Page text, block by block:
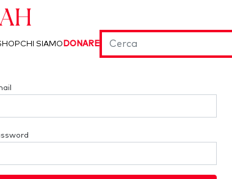
CHI SIAMO DONARE